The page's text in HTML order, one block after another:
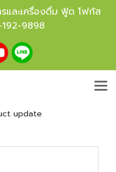
และเครื่องดื่ม ฟู้ด โฟกัส
9898
update